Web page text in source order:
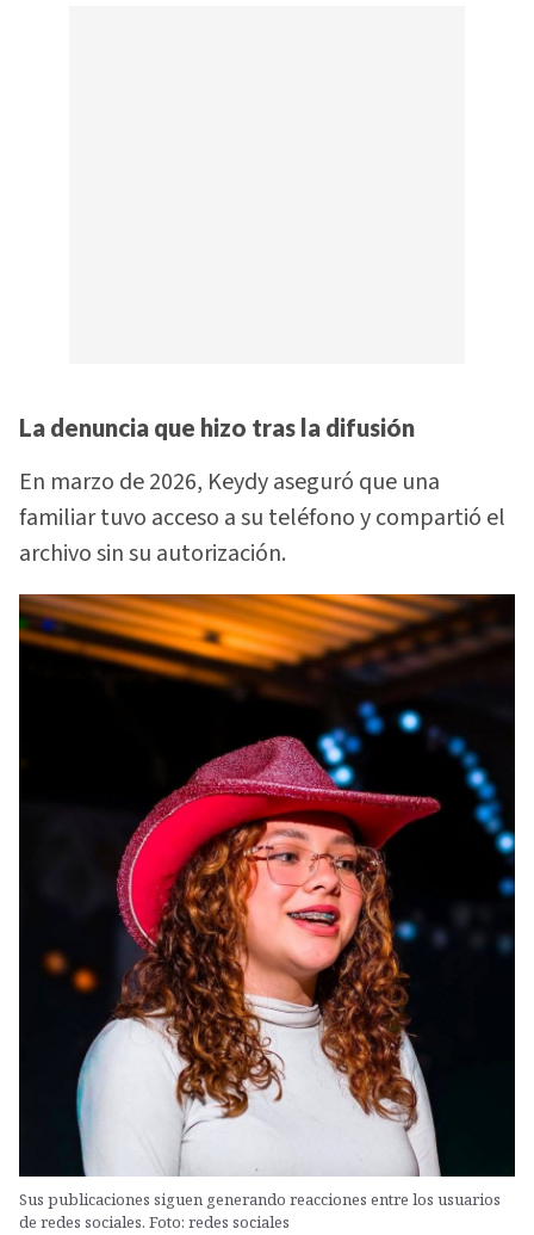
La denuncia que hizo tras la difusión
En marzo de 2026, Keydy aseguró que una
familiar tuvo acceso a su teléfono y compartió el
archivo sin su autorización.
Sus publicaciones siguen generando reacciones entre los usuarios
de redes sociales. Foto: redes sociales